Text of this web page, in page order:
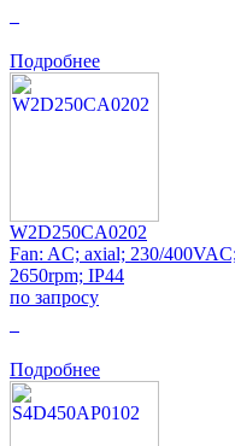
Подробнее
W2D250CA0202
Fan: AC; axial; 230/
2650rpm; IP44
по запросу
Подробнее